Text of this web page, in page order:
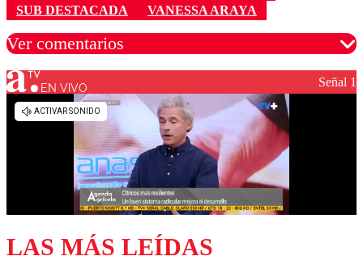
SUB DESTACADA
VANESSA ARAYA
Ver comentarios
Los comentarios son moderados para garantizar un
diálogo respetuoso.
EN VIVO Señal 1
LAS MÁS LEÍDAS